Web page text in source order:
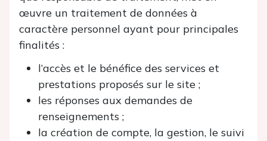
œuvre un traitement de données à
caractère personnel ayant pour principales
finalités :
l’accès et le bénéfice des services et
prestations proposés sur le site ;
les réponses aux demandes de
renseignements ;
la création de compte, la gestion, le suivi